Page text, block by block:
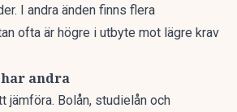
I andra änden finns flera
ofta är högre i utbyte mot lägre krav
andra
jämföra. Bolån, studielån och